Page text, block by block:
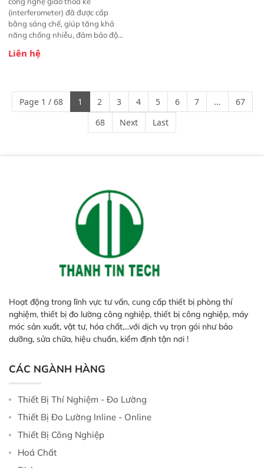
(interferometer) đã được cấp
bằng sáng chế, giúp tăng khả
năng chống nhiễu, đảm bảo độ
Phạm vi ứng dụng rộng: Đáp ứng
ngành công nghiệp khác nhau. 
Độ nhạy cao: Trang bị đầu dò
InGaAs độ nhạy cao, cung cấp
phản hồi phổ tuyến tính đầy đủ,
đảm bảo độ chính xác và khả
Liên hệ
Page 1 / 68 1 2 3 4 5 6 7 ...
67
68
Next Last
Hoạt động trong lĩnh vực tư vấn, cung cấp thiết bị phòng thí
nghiệm, thiết bị đo lường công nghiệp, thiết bị công nghiệp, máy
móc sản xuất, vật tư, hóa chất,...với dịch vụ trọn gói như bảo
dưỡng, sửa chữa, hiệu chuẩn, kiểm định tận nơi !
CÁC NGÀNH HÀNG
Thiết Bị Thí Nghiệm - Đo Lường
Thiết Bị Đo Lường Inline - Online
Thiết Bị Công Nghiệp
Hoá Chất